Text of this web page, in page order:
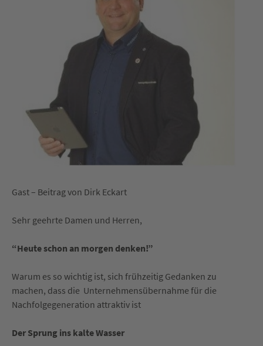
Gast – Beitrag von Dirk Eckart
Sehr geehrte Damen und Herren,
“Heute schon an morgen denken!”
Warum es so wichtig ist, sich frühzeitig Gedanken zu
machen, dass die Unternehmensübernahme für die
Nachfolgegeneration attraktiv ist
Der Sprung ins kalte Wasser